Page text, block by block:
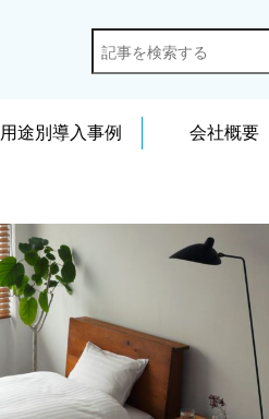
用途別導入事例 会社概要